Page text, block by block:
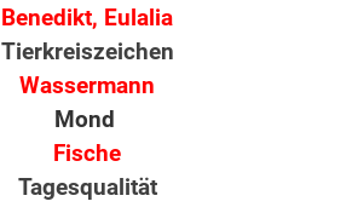
Benedikt, Eulalia
Tierkreiszeichen
Wassermann
Mond
Fische
Tagesqualität